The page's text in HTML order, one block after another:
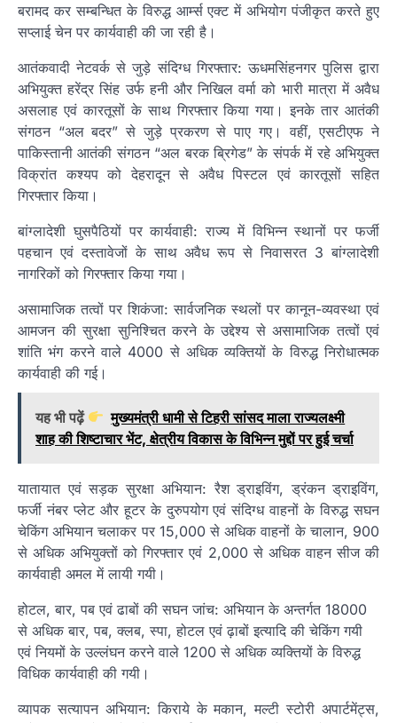
बरामद कर सम्बन्धित के विरुद्ध आर्म्स एक्ट में अभियोग पंजीकृत करते हुए
सप्लाई चेन पर कार्यवाही की जा रही है।
आतंकवादी नेटवर्क से जुड़े संदिग्ध गिरफ्तार: ऊधमसिंहनगर पुलिस द्वारा
अभियुक्त हरेंद्र सिंह उर्फ हनी और निखिल वर्मा को भारी मात्रा में अवैध
असलाह एवं कारतूसों के साथ गिरफ्तार किया गया। इनके तार आतंकी
संगठन “अल बदर” से जुड़े प्रकरण से पाए गए। वहीं, एसटीएफ ने
पाकिस्तानी आतंकी संगठन “अल बरक ब्रिगेड” के संपर्क में रहे अभियुक्त
विक्रांत कश्यप को देहरादून से अवैध पिस्टल एवं कारतूसों सहित
गिरफ्तार किया।
बांग्लादेशी घुसपैठियों पर कार्यवाही: राज्य में विभिन्न स्थानों पर फर्जी
पहचान एवं दस्तावेजों के साथ अवैध रूप से निवासरत 3 बांग्लादेशी
नागरिकों को गिरफ्तार किया गया।
असामाजिक तत्वों पर शिकंजा: सार्वजनिक स्थलों पर कानून-व्यवस्था एवं
आमजन की सुरक्षा सुनिश्चित करने के उद्देश्य से असामाजिक तत्वों एवं
शांति भंग करने वाले 4000 से अधिक व्यक्तियों के विरुद्ध निरोधात्मक
कार्यवाही की गई।
यह भी पढ़ें
मुख्यमंत्री धामी से टिहरी सांसद माला राज्यलक्ष्मी
शाह की शिष्टाचार भेंट, क्षेत्रीय विकास के विभिन्न मुद्दों पर हुई चर्चा
यातायात एवं सड़क सुरक्षा अभियान: रैश ड्राइविंग, ड्रंकन ड्राइविंग,
फर्जी नंबर प्लेट और हूटर के दुरुपयोग एवं संदिग्ध वाहनों के विरुद्ध सघन
चेकिंग अभियान चलाकर पर 15,000 से अधिक वाहनों के चालान, 900
से अधिक अभियुक्तों को गिरफ्तार एवं 2,000 से अधिक वाहन सीज की
कार्यवाही अमल में लायी गयी।
होटल, बार, पब एवं ढाबों की सघन जांच: अभियान के अन्तर्गत 18000
से अधिक बार, पब, क्लब, स्पा, होटल एवं ढ़ाबों इत्यादि की चेकिंग गयी
एवं नियमों के उल्लंघन करने वाले 1200 से अधिक व्यक्तियों के विरुद्ध
विधिक कार्यवाही की गयी।
व्यापक सत्यापन अभियान: किराये के मकान, मल्टी स्टोरी अपार्टमेंट्स,